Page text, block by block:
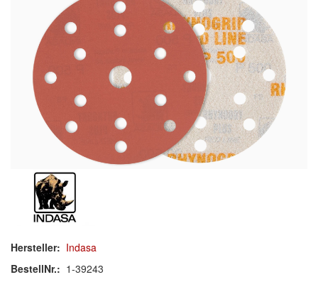
Schleif-Handpads
Zubehör/Hilfsmittel
Kleben & Beschichten
Abdecken
Spachteln
Polieren
Werkzeug & Maschinen
Hersteller: Indasa
BestellNr.: 1-39243